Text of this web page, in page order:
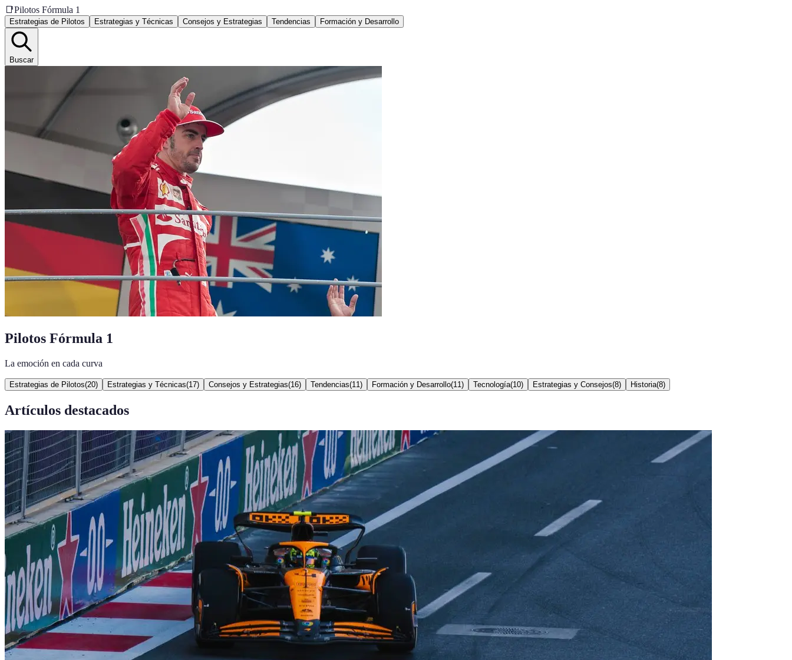
📑Pilotos Fórmula 1
Estrategias de Pilotos Estrategias y Técnicas Consejos y Estrategias Tendencias Formación y Desarrollo
Buscar
Pilotos Fórmula 1
La emoción en cada curva
Estrategias de Pilotos(20) Estrategias y Técnicas(17) Consejos y Estrategias(16) Tendencias(11 ) Formación y Desarrollo(11 ) Tecnología(10) Estrategias y Consejos(8) Historia(8)
Artículos destacados